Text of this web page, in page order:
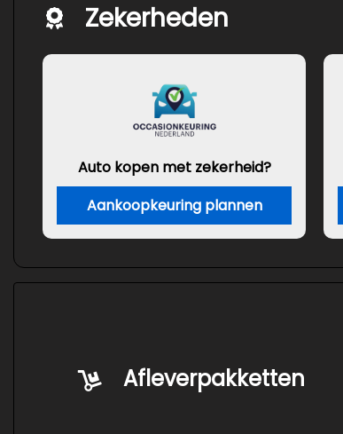
Zekerheden
Auto kopen met zekerheid?
Aankoopkeuring plannen
Afleverpakketten